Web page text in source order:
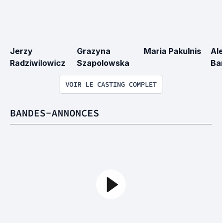
Jerzy
Radziwilowicz
Grazyna
Szapolowska
Maria Pakulnis
VOIR LE CASTING COMPLET
BANDES-ANNONCES